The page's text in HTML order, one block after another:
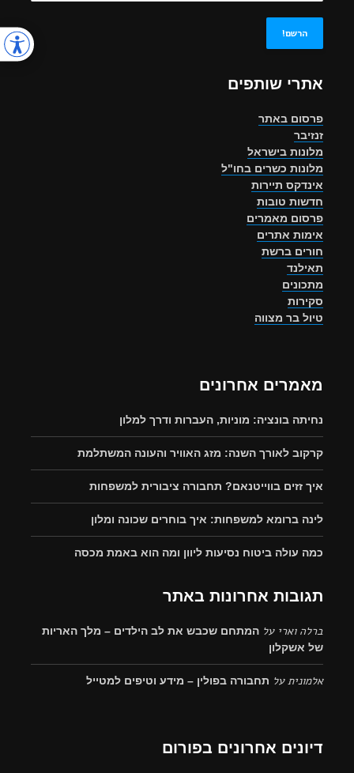
אתרי שותפים
פרסום באתר
זנזיבר
מלונות בישראל
מלונות כשרים בחו"ל
אינדקס תיירות
חדשות טובות
פרסום מאמרים
אימות אתרים
חורים ברשת
תאילנד
מתכונים
סקירות
טיול בר מצווה
מאמרים אחרונים
נחיתה בונציה: מוניות, העברות ודרך למלון
קרקוב לאורך השנה: מזג האוויר והעונה המשתלמת
איך זזים בווייטנאם? תחבורה ציבורית למשפחות
לינה ברומא למשפחות: איך בוחרים שכונה ומלון
כמה עולה ביטוח נסיעות ליוון ומה הוא באמת מכסה
תגובות אחרונות באתר
ברלה וארי על המתחם שכבש את לב הילדים – מלך האריות
של אשקלון
אלמוניתעל תחבורה בפולין – מידע וטיפים למטייל
דיונים אחרונים בפורום